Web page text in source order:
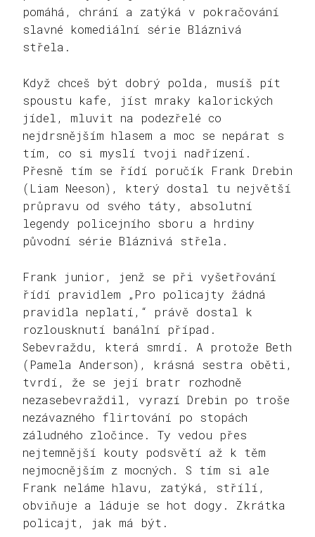
pomáhá, chrání a zatýká v pokračování
slavné komediální série Bláznivá
střela.
Když chceš být dobrý polda, musíš pít
spoustu kafe, jíst mraky kalorických
jídel, mluvit na podezřelé co
nejdrsnějším hlasem a moc se nepárat s
tím, co si myslí tvoji nadřízení.
Přesně tím se řídí poručík Frank Drebin
(Liam Neeson), který dostal tu největší
průpravu od svého táty, absolutní
legendy policejního sboru a hrdiny
původní série Bláznivá střela.
Frank junior, jenž se při vyšetřování
řídí pravidlem „Pro policajty žádná
pravidla neplatí,“ právě dostal k
rozlousknutí banální případ.
Sebevraždu, která smrdí. A protože Beth
(Pamela Anderson), krásná sestra oběti,
tvrdí, že se její bratr rozhodně
nezasebevraždil, vyrazí Drebin po troše
nezávazného flirtování po stopách
záludného zločince. Ty vedou přes
nejtemnější kouty podsvětí až k těm
nejmocnějším z mocných. S tím si ale
Frank neláme hlavu, zatýká, střílí,
obviňuje a láduje se hot dogy. Zkrátka
policajt, jak má být.